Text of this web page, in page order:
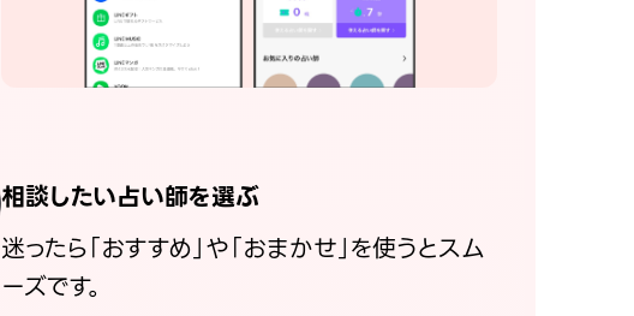
相談したい占い師を選ぶ
迷ったら「おすすめ」や「おまかせ」を使うとスム
ーズです。